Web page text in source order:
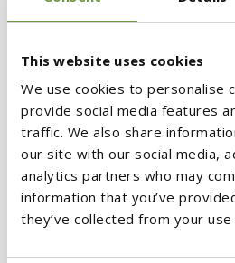
This website uses cookies
We use cookies to personalise
provide social media features
traffic. We also share
our site with our social media,
analytics partners who may
information that you’ve
they’ve collected from your
χρησιμοποιούνται
περιβάλλον και να
αλλοίωση των Κυκλάδων.
Τα σεμινάρια
Αναστάσιο Μπασιάρη,
Χρωμάτων, & κ.
Μηχανικό , οι οποίοι μέσω
και εξειδικευμένης